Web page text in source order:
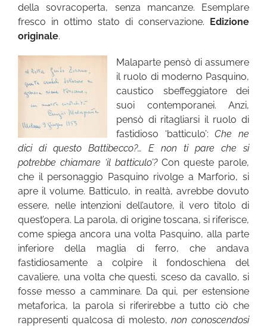
della sovracoperta, senza mancanze. Esemplare
fresco in ottimo stato di conservazione. Edizione
originale.
Malaparte pensò di assumere
il ruolo di moderno Pasquino,
caustico sbeffeggiatore dei
suoi contemporanei. Anzi,
pensò di ritagliarsi il ruolo di
fastidioso ‘batticulo’:Che ne
dici di questo Battibecco?… E non ti pare che si
potrebbe chiamare ‘il batticulo’?Con queste parole,
che il personaggio Pasquino rivolge a Marforio, si
apre il volume. Batticulo, in realtà, avrebbe dovuto
essere, nelle intenzioni dell’autore, il vero titolo di
quest’opera. La parola, di origine toscana, si riferisce,
come spiega ancora una volta Pasquino, alla parte
inferiore della maglia di ferro, che andava
fastidiosamente a colpire il fondoschiena del
cavaliere, una volta che questi, sceso da cavallo, si
fosse messo a camminare. Da qui, per estensione
metaforica, la parola si riferirebbe a tutto ciò che
rappresenti qualcosa di molesto,non conoscendosi